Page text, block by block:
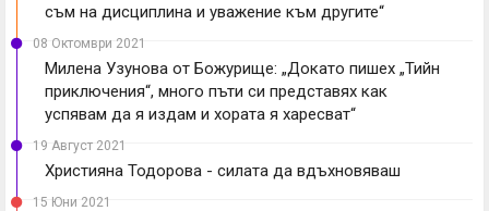
съм на дисциплина и уважение към другите“
08 Октомври 2021
Милена Узунова от Божурище: „Докато пишех „Тийн
приключения“, много пъти си представях как
успявам да я издам и хората я харесват“
19 Август 2021
Християна Тодорова - силата да вдъхновяваш
15 Юни 2021